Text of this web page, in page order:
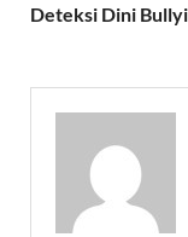
Deteksi Dini